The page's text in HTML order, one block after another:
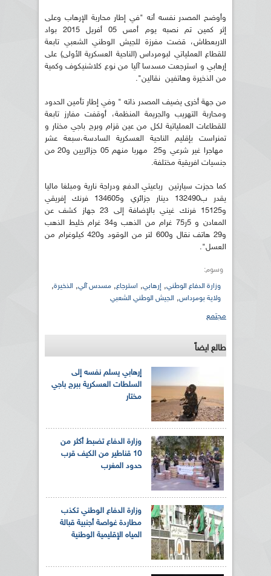
وأوضح المصدر نفسه أنه "في إطار محاربة الإرهاب وعلى
إثر كمين تم نصبه يوم أمس 05 أفريل 2015 بواد
الاربعطاش، قضت مفرزة للجيش الوطني الشعبي تابعة
للقطاع العملياتي لبومرداس (الناحية العسكرية الأولى) على
إرهابي و استرجعت مسدسا آليا من نوع كلاشنيكوف وكمية
من الذخيرة وهاتفين نقالين".
من جهة أخرى يضيف المصدر ذاته " وفي إطار تأمين الحدود
ومحاربة التهريب والجريمة المنظمة، أوقفت مفارز تابعة
للقطاعات العملياتية لكل من عين قزام وبرج باجي مختار و
تمنراست بإقليم الناحية العسكرية السادسة،سبعة عشر
مهاجرا غير شرعي و25 مهربا منهم 05 جزائريين و20 من
جنسيات افريقية مختلفة.
كما حجزت سيارتين رباعيتي الدفع ودراجة نارية ومبلغا ماليا
يقدر ب132490 دينار جزائري و134605 فرنك إفريقي
و15125 فرنك غيني بالإضافة إلى 23 جهاز كشف عن
المعادن و 5ر75 غرام من الذهب و34 غرام خليط الذهب
و29 هاتف نقال و600 لتر من الوقود و420 كيلوغرام من
العسل".
وسوم:
وزارة الدفاع الوطني, إرهابي, استرجاع, مسدس آلي, الذخيرة,
ولاية بومرداس, الجيش الوطني الشعبي
مجتمع
طالع ايضاً
إرهابي يسلم نفسه إلى
السلطات العسكرية ببرج باجي
مختار
وزارة الدفاع تضبط أكثر من
10 قناطير من الكيف قرب
حدود المغرب
وزارة الدفاع الوطني تكذب
مطاردة غواصة أجنبية قبالة
المياه الإقليمية الوطنية